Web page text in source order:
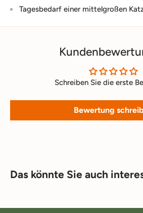
Tagesbedarf einer mittelgroßen
Schreiben Sie die erste
Bewertung
Das könnte Sie auch